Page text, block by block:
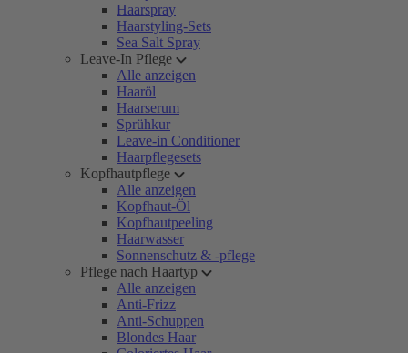
Haarspray
Haarstyling-Sets
Sea Salt Spray
Leave-In Pflege
Alle anzeigen
Haaröl
Haarserum
Sprühkur
Leave-in Conditioner
Haarpflegesets
Kopfhautpflege
Alle anzeigen
Kopfhaut-Öl
Kopfhautpeeling
Haarwasser
Sonnenschutz & -pflege
Pflege nach Haartyp
Alle anzeigen
Anti-Frizz
Anti-Schuppen
Blondes Haar